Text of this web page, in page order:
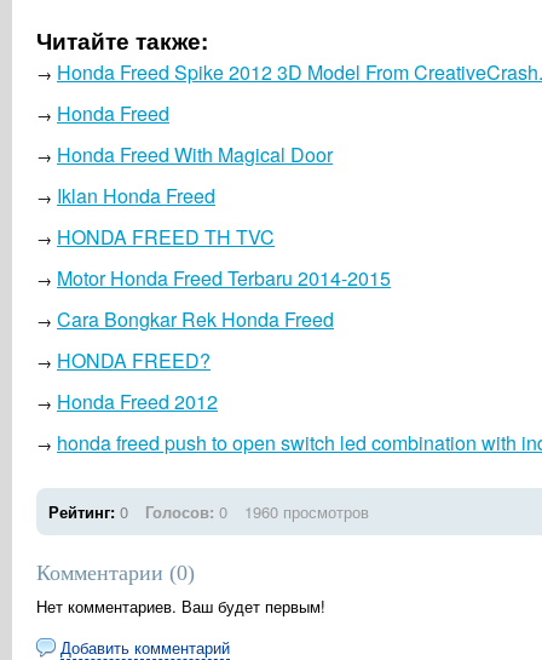
Читайте также:
→ Honda Freed Spike 2012 3D Model From
→ Honda Freed
→ Honda Freed With Magical Door
→ Iklan Honda Freed
→ HONDA FREED TH TVC
→ Motor Honda Freed Terbaru 2014-2015
→ Cara Bongkar Rek Honda Freed
→ HONDA FREED?
→ Honda Freed 2012
→ honda freed push to open switch led combination with
Рейтинг: 0 Голосов: 0 1960 просмотров
Комментарии (0)
Нет комментариев. Ваш будет первым!
Добавить комментарий